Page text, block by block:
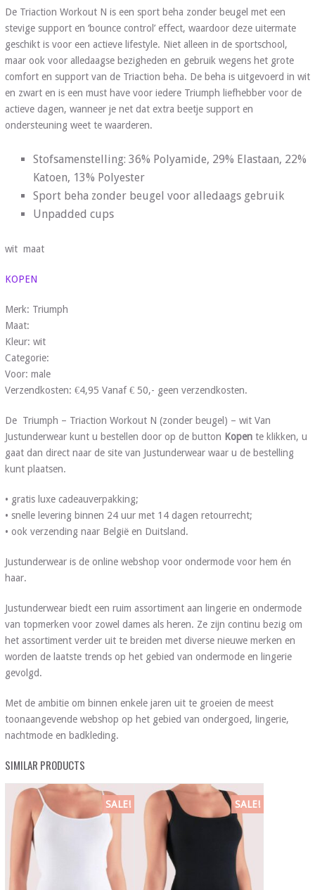
De Triaction Workout N is een sport beha zonder beugel met een
stevige support en ‘bounce control’ effect, waardoor deze uitermate
geschikt is voor een actieve lifestyle. Niet alleen in de sportschool,
maar ook voor alledaagse bezigheden en gebruik wegens het grote
comfort en support van de Triaction beha. De beha is uitgevoerd in wit
en zwart en is een must have voor iedere Triumph liefhebber voor de
actieve dagen, wanneer je net dat extra beetje support en
ondersteuning weet te waarderen.
Stofsamenstelling: 36% Polyamide, 29% Elastaan, 22%
Katoen, 13% Polyester
Sport beha zonder beugel voor alledaags gebruik
Unpadded cups
wit maat
KOPEN
Merk: Triumph
Maat:
Kleur: wit
Categorie:
Voor: male
Verzendkosten: €4,95 Vanaf € 50,- geen verzendkosten.
De Triumph – Triaction Workout N (zonder beugel) – wit Van
Justunderwear kunt u bestellen door op de button Kopente klikken, u
gaat dan direct naar de site van Justunderwear waar u de bestelling
kunt plaatsen.
• gratis luxe cadeauverpakking;
• snelle levering binnen 24 uur met 14 dagen retourrecht;
• ook verzending naar België en Duitsland.
Justunderwear is de online webshop voor ondermode voor hem én
haar.
Justunderwear biedt een ruim assortiment aan lingerie en ondermode
van topmerken voor zowel dames als heren. Ze zijn continu bezig om
het assortiment verder uit te breiden met diverse nieuwe merken en
worden de laatste trends op het gebied van ondermode en lingerie
gevolgd.
Met de ambitie om binnen enkele jaren uit te groeien de meest
toonaangevende webshop op het gebied van ondergoed, lingerie,
nachtmode en badkleding.
SIMILAR PRODUCTS
SALE! SALE!